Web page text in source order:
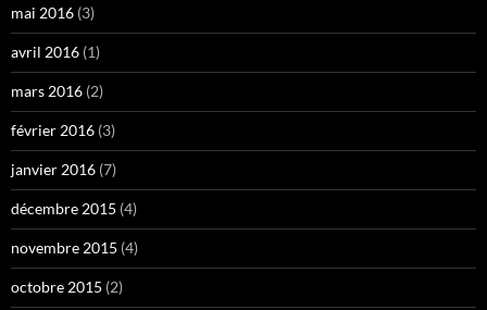
mai 2016 (3)
avril 2016 (1)
mars 2016 (2)
février 2016 (3)
janvier 2016 (7)
décembre 2015 (4)
novembre 2015 (4)
octobre 2015 (2)